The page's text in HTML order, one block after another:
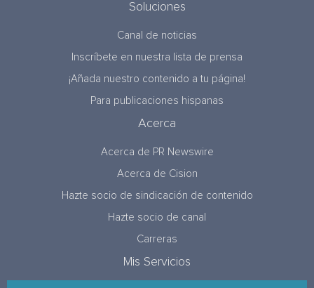
Soluciones
Canal de noticias
Inscríbete en nuestra lista de prensa
¡Añada nuestro contenido a tu página!
Para publicaciones hispanas
Acerca
Acerca de PR Newswire
Acerca de Cision
Hazte socio de sindicación de contenido
Hazte socio de canal
Carreras
Mis Servicios